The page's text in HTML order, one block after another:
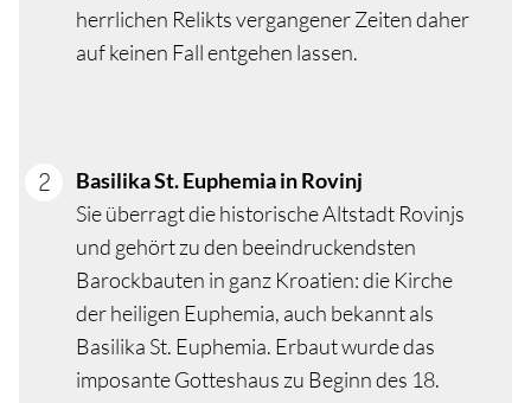
herrlichen Relikts vergangener Zeiten daher
auf keinen Fall entgehen lassen.
Basilika St. Euphemia in Rovinj
Sie überragt die historische Altstadt Rovinjs
und gehört zu den beeindruckendsten
Barockbauten in ganz Kroatien: die Kirche
der heiligen Euphemia, auch bekannt als
Basilika St. Euphemia. Erbaut wurde das
imposante Gotteshaus zu Beginn des 18.